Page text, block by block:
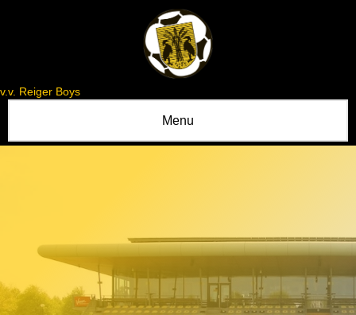
v.v. Reiger Boys
Menu